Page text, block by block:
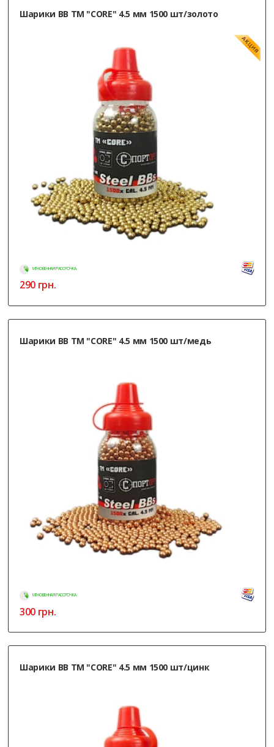
Шарики ВВ ТМ "CORE" 4.5 мм 1500 шт/золото
МГНОВЕННАЯ РАССРОЧКА
290грн.
Шарики ВВ ТМ "CORE" 4.5 мм 1500 шт/медь
МГНОВЕННАЯ РАССРОЧКА
300грн.
Шарики ВВ ТМ "CORE" 4.5 мм 1500 шт/цинк